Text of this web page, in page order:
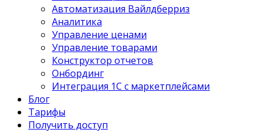
Автоматизация Вайлдберриз
Аналитика
Управление ценами
Управление товарами
Конструктор отчетов
Онбординг
Интеграция 1С с маркетплейсами
Блог
Тарифы
Получить доступ